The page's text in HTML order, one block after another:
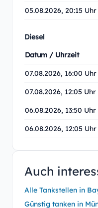
05.08.2026, 20:15 Uhr
Diesel
Datum / Uhrzeit
07.08.2026, 16:00 Uhr
07.08.2026, 12:05 Uhr
06.08.2026, 13:50 Uhr
06.08.2026, 12:05 Uhr
Auch
Alle Tankstellen in
Günstig tanken in